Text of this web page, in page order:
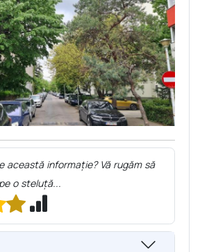
această informație? Vă rugăm să
o steluță...